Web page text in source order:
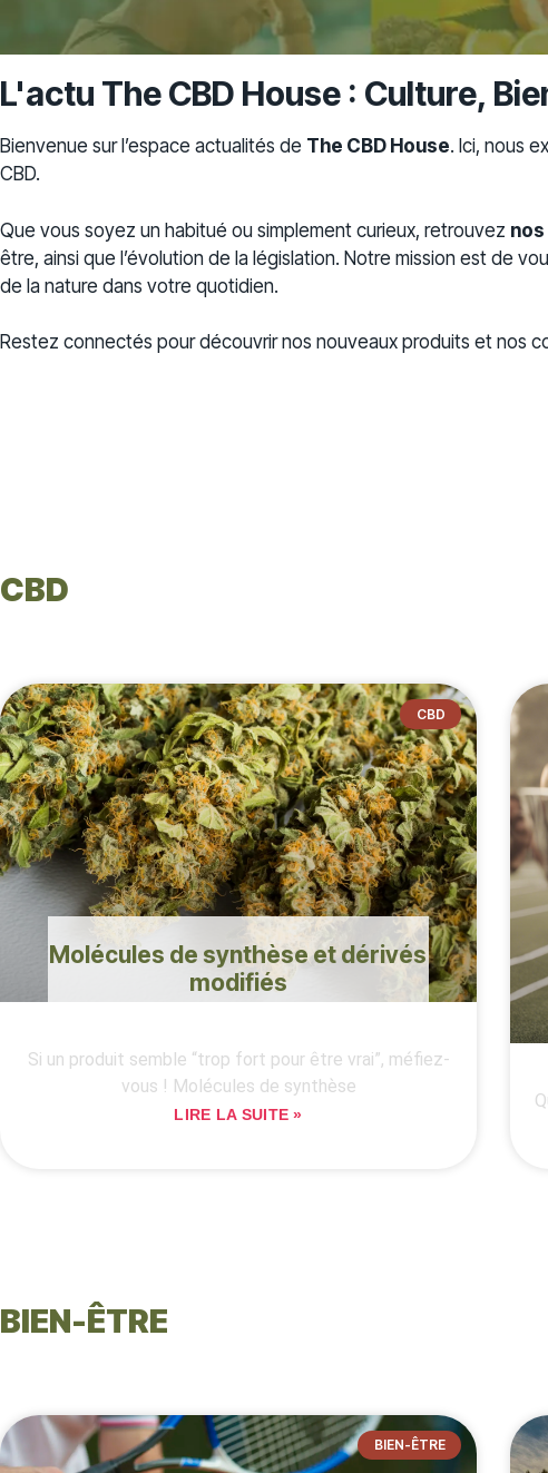
L'actu The CBD House : Culture,
Bienvenue sur l’espace actualités de The CBD House. Ici, nous
CBD.
Que vous soyez un habitué ou simplement curieux, retrouvez
être, ainsi que l’évolution de la législation. Notre mission est de
de la nature dans votre quotidien.
Restez connectés pour découvrir nos nouveaux produits et nos
CBD
CBD
Molécules de synthèse et dérivés
modifiés
Si un produit semble “trop fort pour être vrai”, méfiez-
vous ! Molécules de synthèse
LIRE LA SUITE »
BIEN-ÊTRE
BIEN-ÊTRE